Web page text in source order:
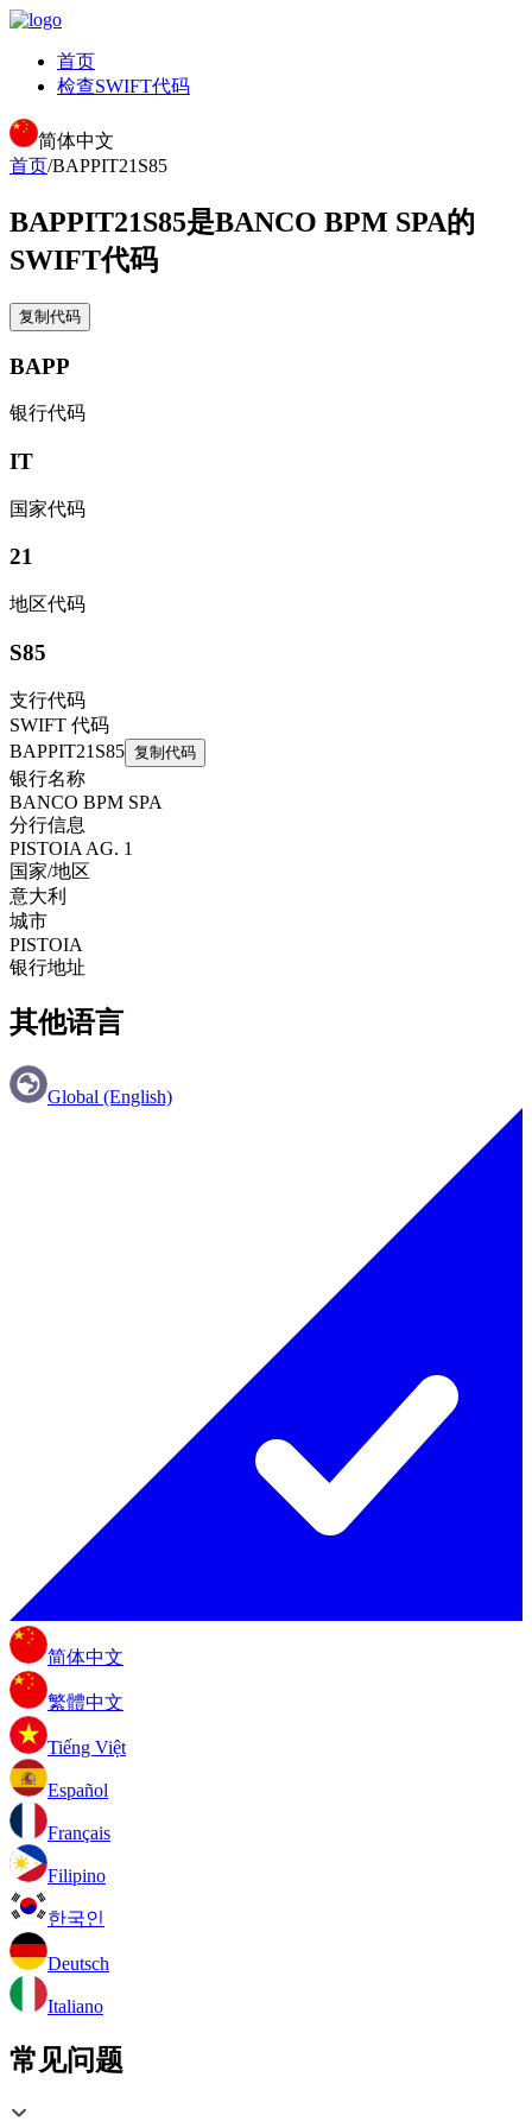
首页
检查SWIFT代码
简体中文
首页/BAPPIT21S85
BAPPIT21S85是BANCO BPM SPA的
SWIFT代码
复制代码
BAPP
银行代码
IT
国家代码
21
地区代码
S85
支行代码
SWIFT 代码
BAPPIT21S85 复制代码
银行名称
BANCO BPM SPA
分行信息
PISTOIA AG. 1
国家/地区
意大利
城市
PISTOIA
银行地址
其他语言
Global (English)
简体中文
繁體中文
Tiếng Việt
Español
Français
Filipino
한국인
Deutsch
Italiano
常见问题